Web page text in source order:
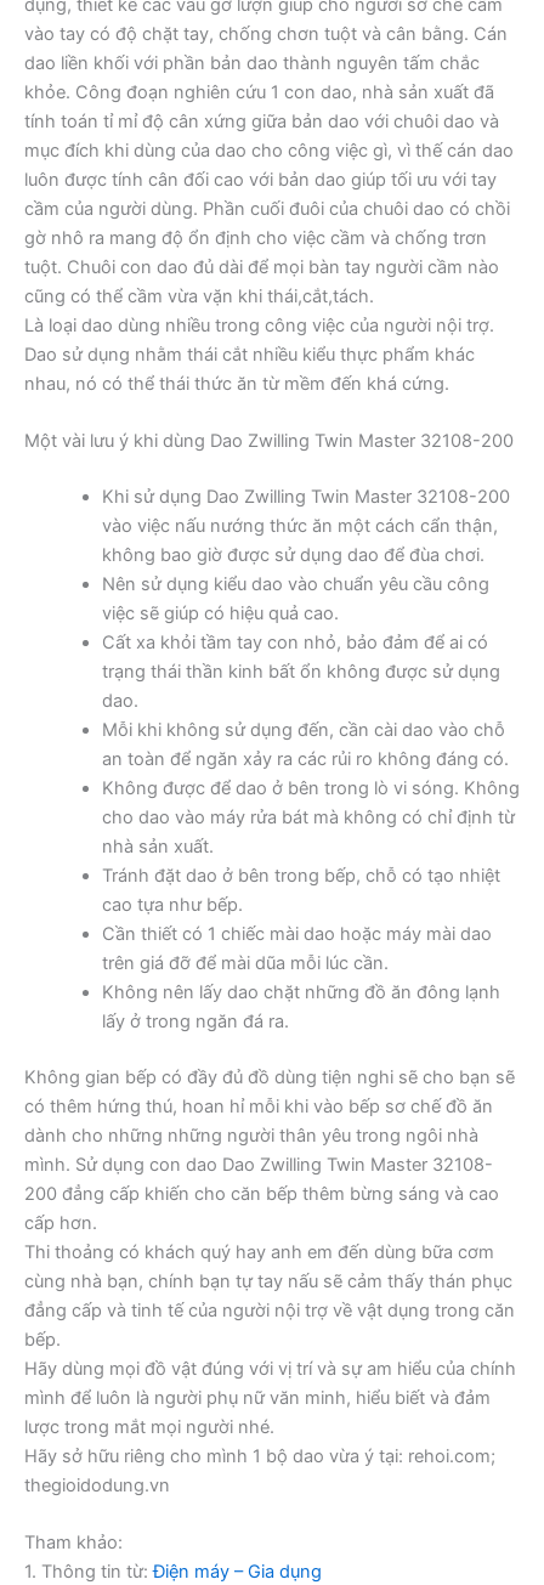
dụng, thiết kế các vấu gờ lượn giúp cho người sơ chế cầm
vào tay có độ chặt tay, chống chơn tuột và cân bằng. Cán
dao liền khối với phần bản dao thành nguyên tấm chắc
khỏe. Công đoạn nghiên cứu 1 con dao, nhà sản xuất đã
tính toán tỉ mỉ độ cân xứng giữa bản dao với chuôi dao và
mục đích khi dùng của dao cho công việc gì, vì thế cán dao
luôn được tính cân đối cao với bản dao giúp tối ưu với tay
cầm của người dùng. Phần cuối đuôi của chuôi dao có chồi
gờ nhô ra mang độ ổn định cho việc cầm và chống trơn
tuột. Chuôi con dao đủ dài để mọi bàn tay người cầm nào
cũng có thể cầm vừa vặn khi thái,cắt,tách.
Là loại dao dùng nhiều trong công việc của người nội trợ.
Dao sử dụng nhằm thái cắt nhiều kiểu thực phẩm khác
nhau, nó có thể thái thức ăn từ mềm đến khá cứng.
Một vài lưu ý khi dùng Dao Zwilling Twin Master 32108-200
Khi sử dụng Dao Zwilling Twin Master 32108-200
vào việc nấu nướng thức ăn một cách cẩn thận,
không bao giờ được sử dụng dao để đùa chơi.
Nên sử dụng kiểu dao vào chuẩn yêu cầu công
việc sẽ giúp có hiệu quả cao.
Cất xa khỏi tầm tay con nhỏ, bảo đảm để ai có
trạng thái thần kinh bất ổn không được sử dụng
dao.
Mỗi khi không sử dụng đến, cần cài dao vào chỗ
an toàn để ngăn xảy ra các rủi ro không đáng có.
Không được để dao ở bên trong lò vi sóng. Không
cho dao vào máy rửa bát mà không có chỉ định từ
nhà sản xuất.
Tránh đặt dao ở bên trong bếp, chỗ có tạo nhiệt
cao tựa như bếp.
Cần thiết có 1 chiếc mài dao hoặc máy mài dao
trên giá đỡ để mài dũa mỗi lúc cần.
Không nên lấy dao chặt những đồ ăn đông lạnh
lấy ở trong ngăn đá ra.
Không gian bếp có đầy đủ đồ dùng tiện nghi sẽ cho bạn sẽ
có thêm hứng thú, hoan hỉ mỗi khi vào bếp sơ chế đồ ăn
dành cho những những người thân yêu trong ngôi nhà
mình. Sử dụng con dao Dao Zwilling Twin Master 32108-
200 đẳng cấp khiến cho căn bếp thêm bừng sáng và cao
cấp hơn.
Thi thoảng có khách quý hay anh em đến dùng bữa cơm
cùng nhà bạn, chính bạn tự tay nấu sẽ cảm thấy thán phục
đẳng cấp và tinh tế của người nội trợ về vật dụng trong căn
bếp.
Hãy dùng mọi đồ vật đúng với vị trí và sự am hiểu của chính
mình để luôn là người phụ nữ văn minh, hiểu biết và đảm
lược trong mắt mọi người nhé.
Hãy sở hữu riêng cho mình 1 bộ dao vừa ý tại: rehoi.com;
thegioidodung.vn
Tham khảo:
1. Thông tin từ:Điện máy – Gia dụng